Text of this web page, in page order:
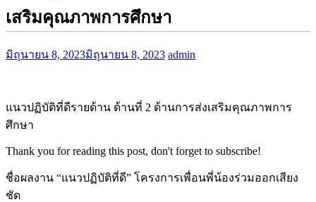
เสริมคุณภาพการศึกษา
มิถุนายน 8, 2023มิถุนายน 8, 2023 admin
แนวปฏิบัติที่ดีรายด้าน ด้านที่ 2 ด้านการส่งเสริมคุณภาพการ
ศึกษา
Thank you for reading this post, don't forget to subscribe!
ชื่อผลงาน “แนวปฏิบัติที่ดี” โครงการเพื่อนพี่น้องร่วมออกเสียง
ชัด